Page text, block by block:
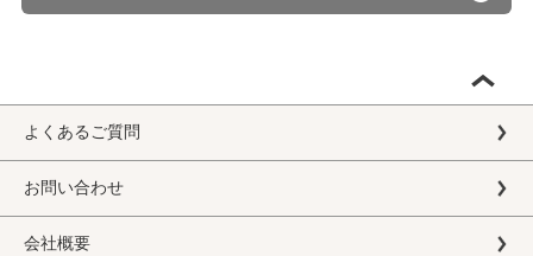
よくあるご質問
お問い合わせ
会社概要